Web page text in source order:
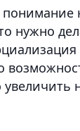
понимание
нужно